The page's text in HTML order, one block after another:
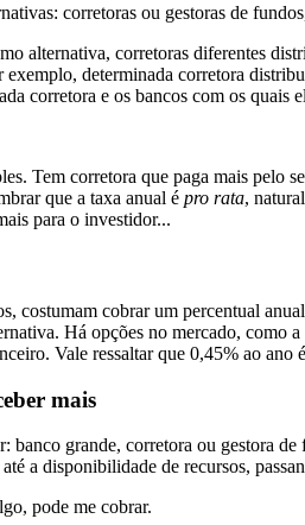
corretoras ou gestoras de
alternativa, corretoras diferentes
exemplo, determinada corretora
corretora e os bancos com os quais
Tem corretora que paga mais pelo
que a taxa anual é pro rata,
para o investidor...
costumam cobrar um percentual
Há opções no mercado, como
Vale ressaltar que 0,45% ao
mais
banco grande, corretora ou gestora
a disponibilidade de recursos,
pode me cobrar.